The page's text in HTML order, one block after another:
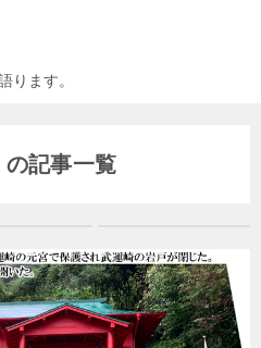
ります。
の記事一覧